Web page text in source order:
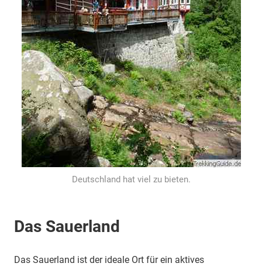
Deutschland hat viel zu bieten.
Das Sauerland
Das Sauerland ist der ideale Ort für ein aktives